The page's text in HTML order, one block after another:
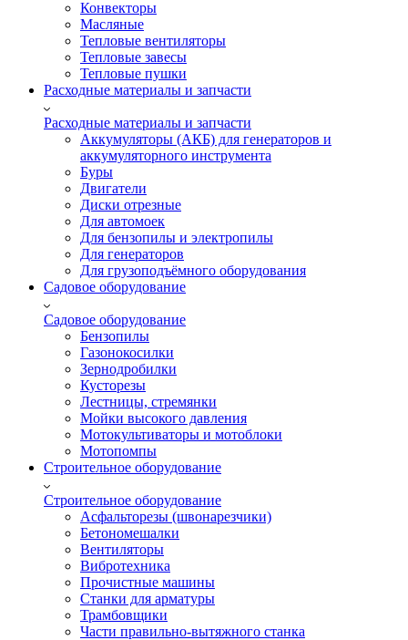
Конвекторы
Масляные
Тепловые вентиляторы
Тепловые завесы
Тепловые пушки
Расходные материалы и запчасти
Расходные материалы и запчасти
Аккумуляторы (АКБ) для генераторов и
аккумуляторного инструмента
Буры
Двигатели
Диски отрезные
Для автомоек
Для бензопилы и электропилы
Для генераторов
Для грузоподъёмного оборудования
Садовое оборудование
Садовое оборудование
Бензопилы
Газонокосилки
Зернодробилки
Кусторезы
Лестницы, стремянки
Мойки высокого давления
Мотокультиваторы и мотоблоки
Мотопомпы
Строительное оборудование
Строительное оборудование
Асфальторезы (швонарезчики)
Бетономешалки
Вентиляторы
Вибротехника
Прочистные машины
Станки для арматуры
Трамбовщики
Части правильно-вытяжного станка